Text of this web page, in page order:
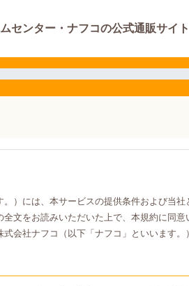
センター・ナフコの公式通販サイト
）には、本サービスの提供条件および当
文をお読みいただいた上で、本規約に同意
式会社ナフコ（以下「ナフコ」といいます